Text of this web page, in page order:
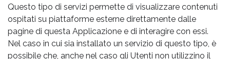
Questo tipo di servizi permette di visualizzare contenuti
ospitati su piattaforme esterne direttamente dalle
pagine di questa Applicazione e di interagire con essi.
Nel caso in cui sia installato un servizio di questo tipo, è
possibile che, anche nel caso gli Utenti non utilizzino il